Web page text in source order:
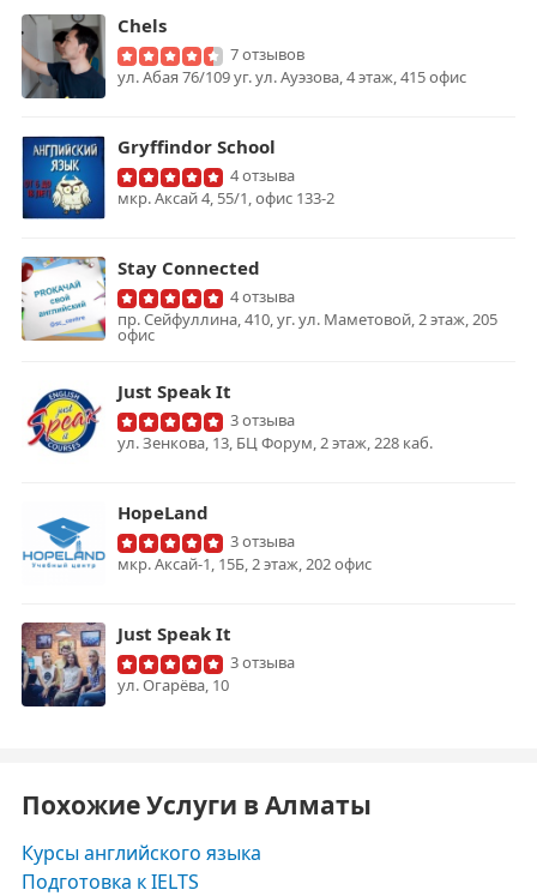
Chels
7 отзывов
ул. Абая 76/109 уг. ул. Ауэзова, 4 этаж, 415 офис
Gryffindor School
4 отзыва
мкр. Аксай 4, 55/1, офис 133-2
Stay Connected
4 отзыва
пр. Сейфуллина, 410, уг. ул. Маметовой, 2 этаж, 205
офис
Just Speak It
3 отзыва
ул. Зенкова, 13, БЦ Форум, 2 этаж, 228 каб.
HopeLand
3 отзыва
мкр. Аксай-1, 15Б, 2 этаж, 202 офис
Just Speak It
3 отзыва
ул. Огарёва, 10
Похожие Услуги в Алматы
Курсы английского языка
Подготовка к IELTS